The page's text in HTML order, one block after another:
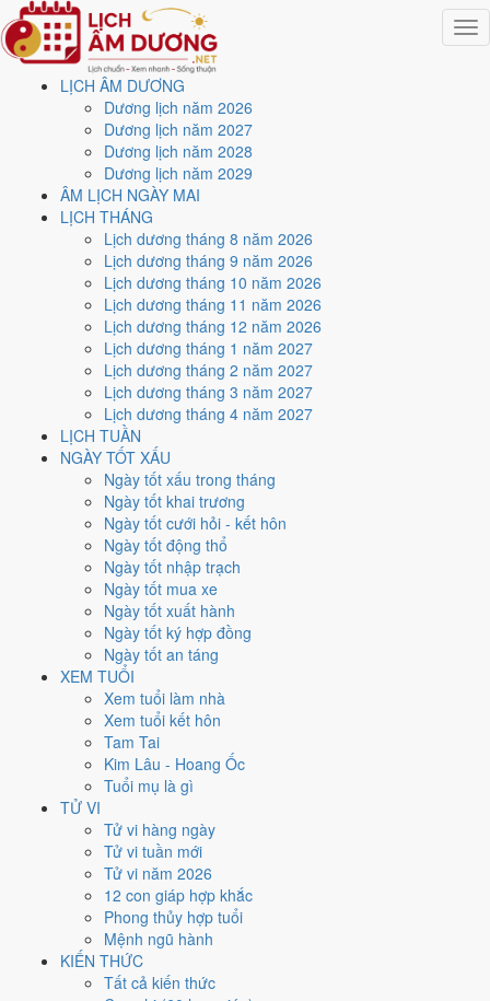
LỊCH ÂM DƯƠNG
Dương lịch năm 2026
Dương lịch năm 2027
Dương lịch năm 2028
Dương lịch năm 2029
ÂM LỊCH NGÀY MAI
LỊCH THÁNG
Lịch dương tháng 8 năm 2026
Lịch dương tháng 9 năm 2026
Lịch dương tháng 10 năm 2026
Lịch dương tháng 11 năm 2026
Lịch dương tháng 12 năm 2026
Lịch dương tháng 1 năm 2027
Lịch dương tháng 2 năm 2027
Lịch dương tháng 3 năm 2027
Lịch dương tháng 4 năm 2027
LỊCH TUẦN
NGÀY TỐT XẤU
Ngày tốt xấu trong tháng
Ngày tốt khai trương
Ngày tốt cưới hỏi - kết hôn
Ngày tốt động thổ
Ngày tốt nhập trạch
Ngày tốt mua xe
Ngày tốt xuất hành
Ngày tốt ký hợp đồng
Ngày tốt an táng
XEM TUỔI
Xem tuổi làm nhà
Xem tuổi kết hôn
Tam Tai
Kim Lâu - Hoang Ốc
Tuổi mụ là gì
TỬ VI
Tử vi hàng ngày
Tử vi tuần mới
Tử vi năm 2026
12 con giáp hợp khắc
Phong thủy hợp tuổi
Mệnh ngũ hành
KIẾN THỨC
Tất cả kiến thức
Trang chủ
Lịch năm 2026
Tháng 6/2026
Ngày 3/6/2026 (Mậu Thân)
Xem ngày3/6/2026
lịch - Ngày 18/4 âm lịch
(Mậu Thân) tốt hay xấu?
Ngày 3/6/2026 dương lịch (Thứ Tư) là ngày 18/4/2026 âm lịch
Mậu Thân- Can sinh Chi, Trực Bình, Sao Cơ, nạp âm Đại Trạch
Thổ. Tổng hòa, đây làNgày Hung với điểm trung bình
việc quan trọng. Giờ Hoàng Đạo trong ngày:Tý, Sửu, Thìn, Tỵ, Mùi,
Ngày Dương
Tháng 6 năm 2026
Tháng 4 âm năm 2026
Tiết Tiểu Mãn
Nhâm Tý
Bính Ngọ
Ngày Mậu Thân có TrựcBình (ngày bình hòa, ổn định, không thiên
hung cát) và gặp SaoThiên Hình hắc đạo
4.1/10nên đây làNgày Hung
định lớn khó đảo ngược.
Tý, Thìn, Tỵhợp ngày; tuổi